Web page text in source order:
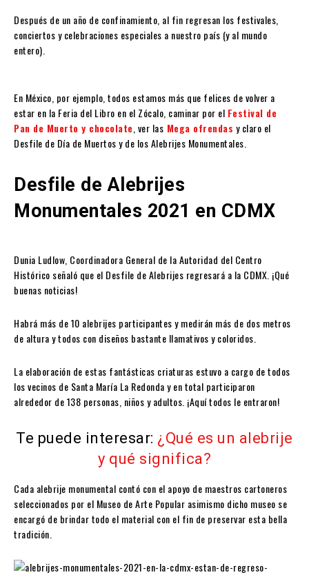
Después de un año de confinamiento, al fin regresan los festivales,
conciertos y celebraciones especiales a nuestro país (y al mundo
entero).
En México, por ejemplo, todos estamos más que felices de volver a
estar en la Feria del Libro en el Zócalo, caminar por el Festival de
Pan de Muerto y chocolate , ver las Mega ofrendas y claro el
Desfile de Día de Muertos y de los Alebrijes Monumentales.
Desfile de Alebrijes
Monumentales 2021 en CDMX
Dunia Ludlow, Coordinadora General de la Autoridad del Centro
Histórico señaló que el Desfile de Alebrijes regresará a la CDMX. ¡Qué
buenas noticias!
Habrá más de 10 alebrijes participantes y medirán más de dos metros
de altura y todos con diseños bastante llamativos y coloridos.
La elaboración de estas fantásticas criaturas estuvo a cargo de todos
los vecinos de Santa María La Redonda y en total participaron
alrededor de 138 personas, niños y adultos. ¡Aquí todos le entraron!
Te puede interesar: ¿Qué es un alebrije
y qué significa?
Cada alebrije monumental contó con el apoyo de maestros cartoneros
seleccionados por el Museo de Arte Popular asimismo dicho museo se
encargó de brindar todo el material con el fin de preservar esta bella
tradición.